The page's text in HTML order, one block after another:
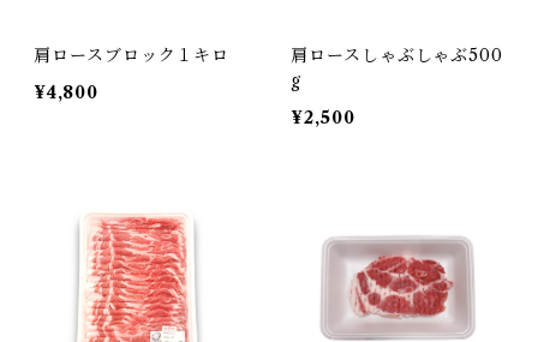
肩ロースブロック１キロ
¥4,800
肩ロースしゃぶしゃぶ500
g
¥2,500